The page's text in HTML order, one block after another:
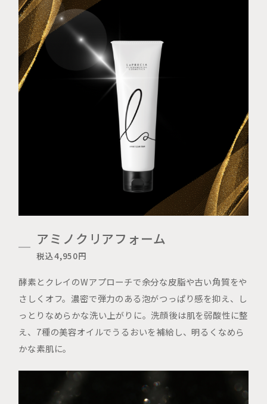
アミノクリアフォーム
税込4,950円
酵素とクレイのWアプローチで余分な皮脂や古い角質をや
さしくオフ。濃密で弾力のある泡がつっぱり感を抑え、し
っとりなめらかな洗い上がりに。洗顔後は肌を弱酸性に整
え、7種の美容オイルでうるおいを補給し、明るくなめら
かな素肌に。